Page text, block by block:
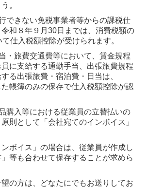
。
できない免税事業者等からの課税仕
和８年９月30日までは、消費税額の
て仕入税額控除が受けられます。
・旅費交通費等において、賃金規程
に支給する通勤手当、出張旅費規程
る出張旅費・宿泊費・日当は、
帳簿のみの保存で仕入税額控除が認
購入等における従業員の立替払いの
則として「会社宛てのインボイス」
ンボイス」の場合は、従業員が作成し
等も合わせて保存することが求めら
の方は、どなたにでもお送りしてお